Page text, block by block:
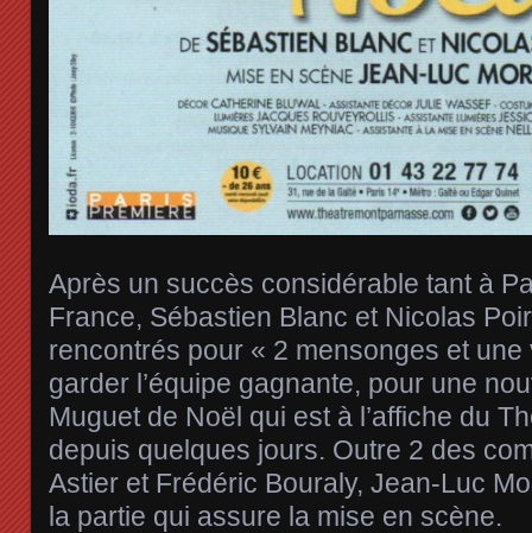
Après un succès considérable tant à
France, Sébastien Blanc et Nicolas
rencontrés pour « 2 mensonges et
garder l’équipe gagnante, pour une
Muguet de Noël qui est à l’affiche du
depuis quelques jours. Outre 2 des
Astier et Frédéric Bouraly, Jean-Luc
la partie qui assure la mise en scène.